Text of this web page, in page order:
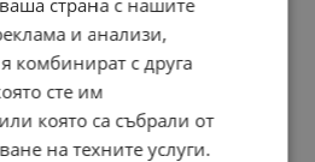
и анализи,
комбинират с друга
сте им
която са събрали от
на техните услуги.